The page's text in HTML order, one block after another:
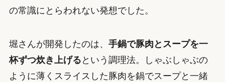
の常識にとらわれない発想でした。
堀さんが開発したのは、 手鍋で豚肉とスープを一
杯ずつ炊き上げる という調理法。しゃぶしゃぶの
ように薄くスライスした豚肉を鍋でスープと一緒